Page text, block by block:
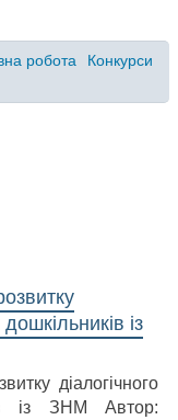
робота
Конкурси
із
діалогічного
із ЗНМ Автор: